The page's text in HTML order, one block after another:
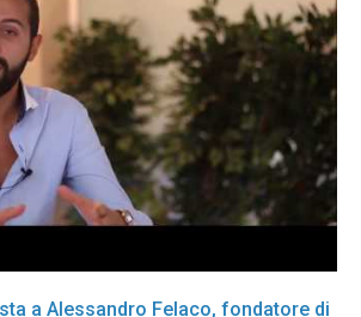
a Alessandro Felaco, fondatore di